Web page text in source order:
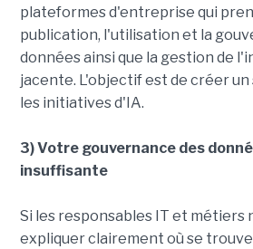
plateformes d'entreprise qui
publication, l'utilisation et la
données ainsi que la gestion de
jacente. L'objectif est de créer
les initiatives d'IA.
3) Votre gouvernance des
insuffisante
Si les responsables IT et métiers
expliquer clairement où se